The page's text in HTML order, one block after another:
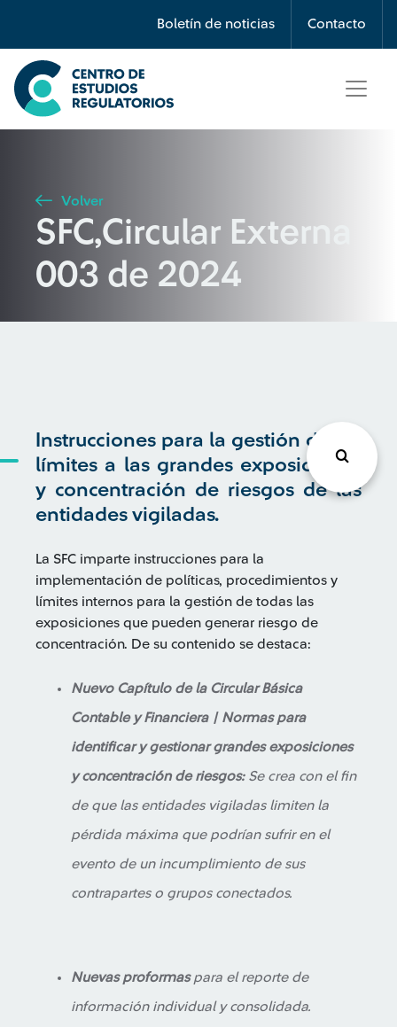
Boletín de noticias Contacto
Búsqueda
Seleccione país
Buscar
Volver
SFC,Circular Externa
003 de 2024
Instrucciones para la gestión de los
límites a las grandes exposiciones
y concentración de riesgos de las
entidades vigiladas.
La SFC imparte instrucciones para la
implementación de políticas, procedimientos y
límites internos para la gestión de todas las
exposiciones que pueden generar riesgo de
concentración. De su contenido se destaca:
Nuevo Capítulo de la Circular Básica
Contable y Financiera | Normas para
identificar y gestionar grandes exposiciones
y concentración de riesgos:Se crea con el fin
de que las entidades vigiladas limiten la
pérdida máxima que podrían sufrir en el
evento de un incumplimiento de sus
contrapartes o grupos conectados.
Nuevas proformaspara el reporte de
información individual y consolidada.